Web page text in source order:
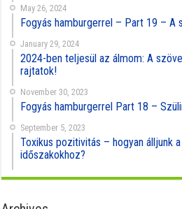
May 26, 2024
Fogyás hamburgerrel – Part 19 – A
January 29, 2024
2024-ben teljesül az álmom: A
rajtatok!
November 30, 2023
Fogyás hamburgerrel Part 18 –
September 5, 2023
Toxikus pozitivitás – hogyan álljunk
időszakokhoz?